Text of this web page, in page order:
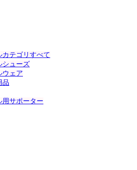
カテゴリすべて
シューズ
ウェア
品
用サポーター